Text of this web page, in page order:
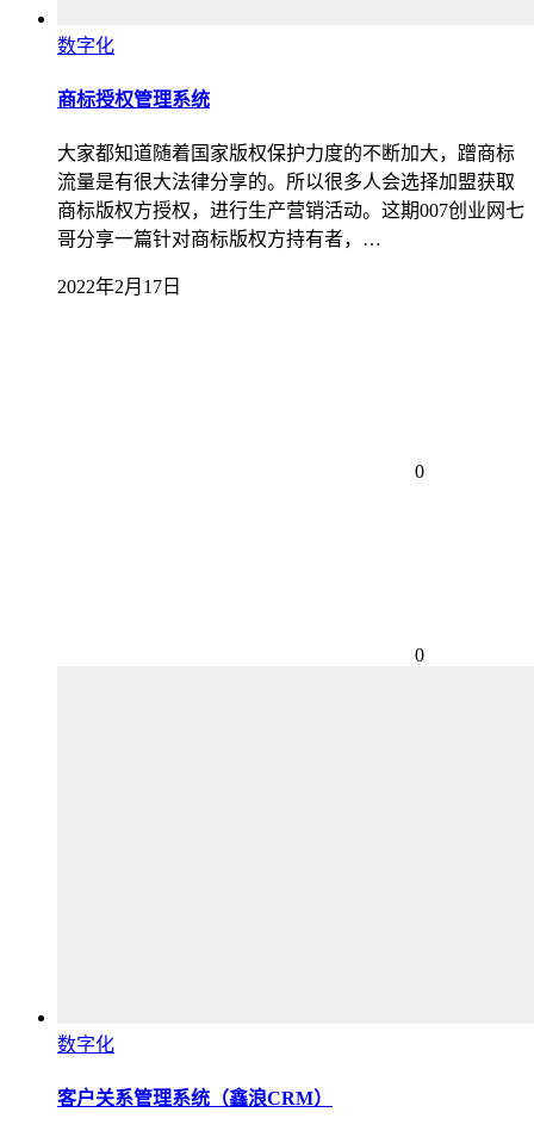
数字化
商标授权管理系统
大家都知道随着国家版权保护力度的不断加大，蹭商标
流量是有很大法律分享的。所以很多人会选择加盟获取
商标版权方授权，进行生产营销活动。这期007创业网七
哥分享一篇针对商标版权方持有者，…
2022年2月17日
0
0
数字化
客户关系管理系统（鑫浪CRM）